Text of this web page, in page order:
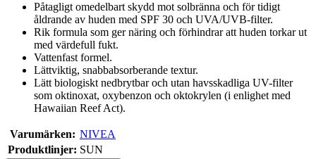
Påtagligt omedelbart skydd mot solbränna och för tidigt
åldrande av huden med SPF 30 och UVA/UVB-filter.
Rik formula som ger näring och förhindrar att huden torkar ut
med värdefull fukt.
Vattenfast formel.
Lättviktig, snabbabsorberande textur.
Lätt biologiskt nedbrytbar och utan havsskadliga UV-filter
som oktinoxat, oxybenzon och oktokrylen (i enlighet med
Hawaiian Reef Act).
Varumärken: NIVEA
Produktlinjer: SUN